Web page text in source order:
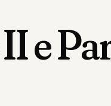
e